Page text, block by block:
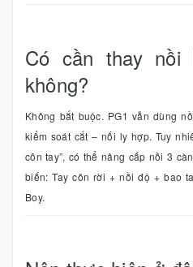
Có cần thay
không?
Không bắt buộc. PG1 vẫn dùng
kiểm soát cắt – nối ly hợp. Tuy
côn tay”, có thể nâng cấp nồi 3
biến: Tay côn rời + nồi độ + bao
Boy.